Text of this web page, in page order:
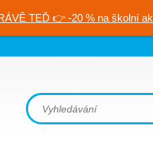
TEĎ 👉 -20 % na školní